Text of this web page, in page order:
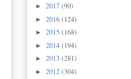
► 2017 (90)
► 2016 (124)
► 2015 (168)
► 2014 (194)
► 2013 (281)
► 2012 (304)